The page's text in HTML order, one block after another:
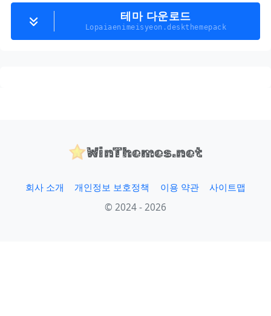
테마 다운로드
Lopaiaenimeisyeon.deskthemepack
WinThemes.net
회사 소개 개인정보 보호정책 이용 약관
사이트맵
© 2024 - 2026